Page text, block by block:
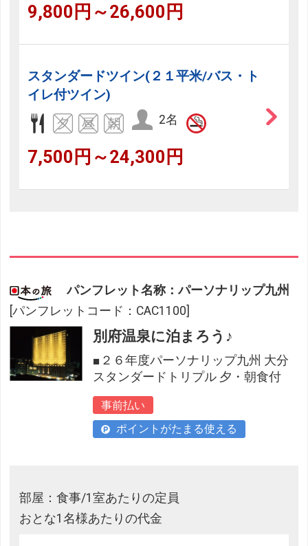
9,800円～26,600円
スタンダードツイン(２１平米/バス・ト
イレ付ツイン)
2名
7,500円～24,300円
パンフレット名称：パーソナリップ九州
[パンフレットコード：CAC1100]
別府温泉に泊まろう♪
■２６年度パーソナリップ九州 大分
スタンダードトリプル 夕・朝食付
事前払い
ポイントがたまる使える
部屋：食事/1室あたりの定員
おとな1名様あたりの代金